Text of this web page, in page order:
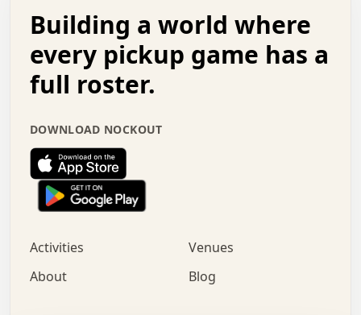
.   .   .   .   .   .   .   .   .   .   .   :   .
.   .   .   .   +   .   .   .   .   .   .   .   +
.   :   .   .   .   .   .   .   .   .   o   .   .
.   .   x   .   .   .   .   .   .   :   .   .   o
.   .   .   .   :   .   .   .   .   o   .   .   .
.   .   .   .   .   .   .   :   .   .   .   .   .
.   .   .   .   .   .   .   +   .   .   x   .   .
.   .   .   .   .   :   +   .   .   .   .   .   o
.   .   .   .   .   .   .   .   .   .   .   .   .
.   .   :   o   .   .   .   .   .   .   .   +   .
.   o   .   .   .   .   x   .   .   .   .   .   .
+   .   o   .   .   .   .   o   .   .   .   .
.   +   .   .   .   .   .   .   .   .   :   .   x
Building a world where
every pickup game has a
full roster.
DOWNLOAD NOCKOUT
Activities
Venues
About
Blog